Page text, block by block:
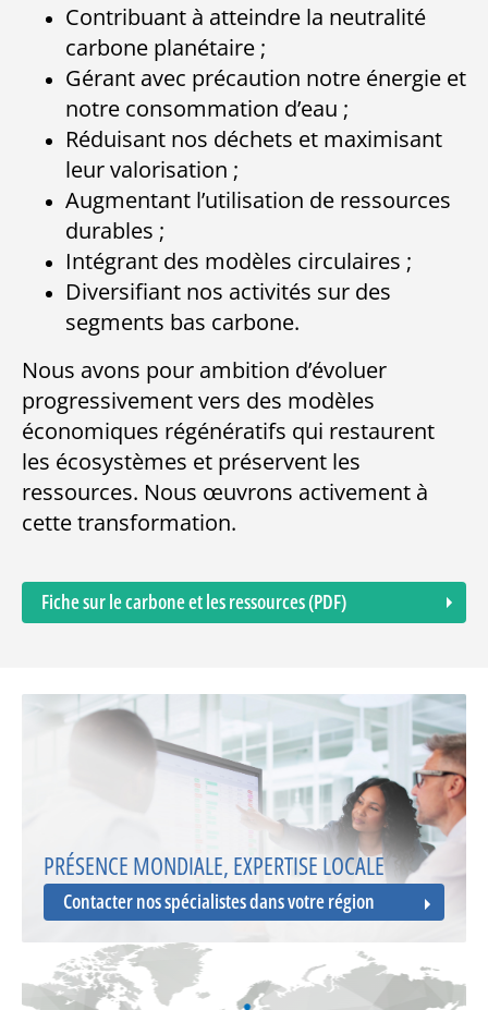
Contribuant à atteindre la neutralité
carbone planétaire ;
Gérant avec précaution notre énergie et
notre consommation d’eau ;
Réduisant nos déchets et maximisant
leur valorisation ;
Augmentant l’utilisation de ressources
durables ;
Intégrant des modèles circulaires ;
Diversifiant nos activités sur des
segments bas carbone.
Nous avons pour ambition d’évoluer
progressivement vers des modèles
économiques régénératifs qui restaurent
les écosystèmes et préservent les
ressources. Nous œuvrons activement à
cette transformation.
Fiche sur le carbone et les ressources (PDF)
PRÉSENCE MONDIALE, EXPERTISE LOCALE
Contacter nos spécialistes dans votre région